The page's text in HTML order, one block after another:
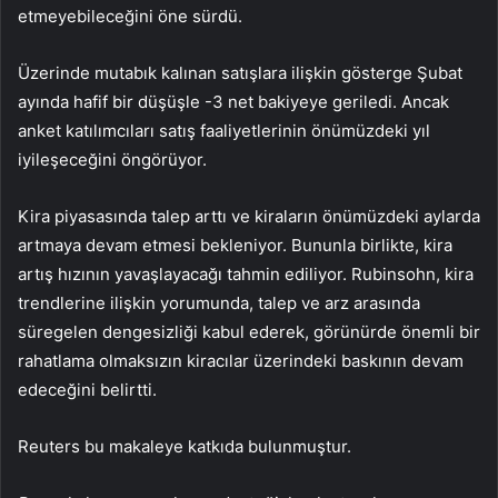
etmeyebileceğini öne sürdü.
Üzerinde mutabık kalınan satışlara ilişkin gösterge Şubat
ayında hafif bir düşüşle -3 net bakiyeye geriledi. Ancak
anket katılımcıları satış faaliyetlerinin önümüzdeki yıl
iyileşeceğini öngörüyor.
Kira piyasasında talep arttı ve kiraların önümüzdeki aylarda
artmaya devam etmesi bekleniyor. Bununla birlikte, kira
artış hızının yavaşlayacağı tahmin ediliyor. Rubinsohn, kira
trendlerine ilişkin yorumunda, talep ve arz arasında
süregelen dengesizliği kabul ederek, görünürde önemli bir
rahatlama olmaksızın kiracılar üzerindeki baskının devam
edeceğini belirtti.
Reuters bu makaleye katkıda bulunmuştur.